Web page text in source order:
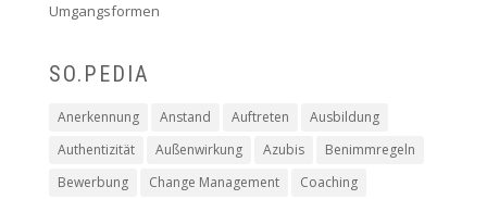
Umgangsformen
SO.PEDIA
Anerkennung Anstand Auftreten
Ausbildung
Authentizität
Außenwirkung Azubis
Benimmregeln
Bewerbung
Change Management
Coaching